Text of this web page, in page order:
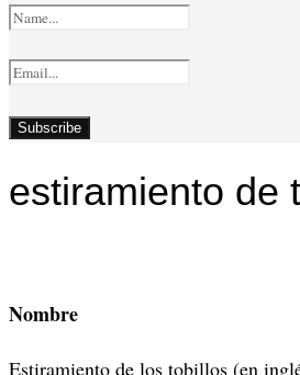
estiramiento de
Nombre
Estiramiento de los tobillos (en